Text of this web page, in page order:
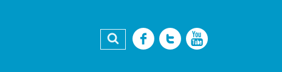
Buscar Facebook
Twitter